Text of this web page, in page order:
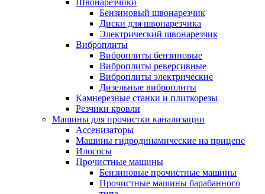
Швонарезчики
Бензиновый швонарезчик
Диски для швонарезчика
Электрический швонарезчик
Виброплиты
Виброплиты бензиновые
Виброплиты реверсивные
Виброплиты электрические
Дизельные виброплиты
Камнерезные станки и плиткорезы
Резчики кровли
Машины для прочистки канализации
Ассенизаторы
Машины гидродинамические на прицепе
Илососы
Прочистные машины
Бензиновые прочистные машины
Прочистные машины барабанного